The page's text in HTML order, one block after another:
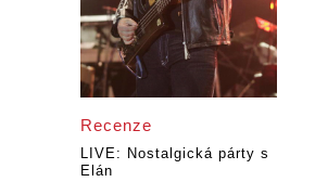
Recenze
LIVE: Nostalgická párty s
Elán